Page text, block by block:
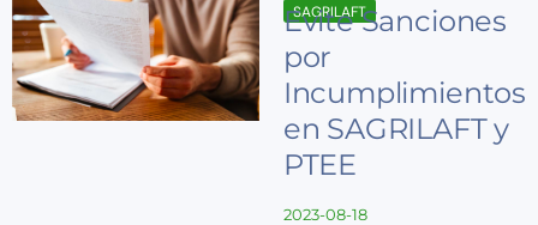
SAGRILAFT
Evite Sanciones
por
Incumplimientos
en SAGRILAFT y
PTEE
2023-08-18